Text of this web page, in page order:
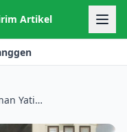
Artikel
Safari Ramadhan, Santunan Yatim dan Pelantikan Pengurus MWCNU Diwek Jombang